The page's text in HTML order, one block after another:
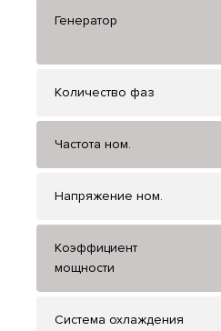
Генератор
Количество фаз
Частота ном.
Напряжение ном.
Коэффициент
мощности
Система охлаждения